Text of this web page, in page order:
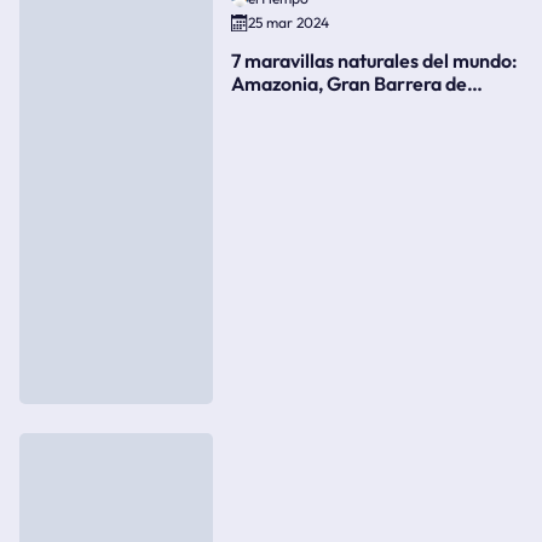
25 mar 2024
7 maravillas naturales del mundo:
Amazonia, Gran Barrera de